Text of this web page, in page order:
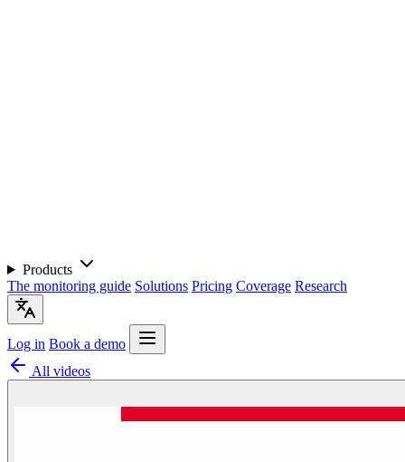
Products
The monitoring guide Solutions Pricing Coverage Research
Log in Book a demo
All videos